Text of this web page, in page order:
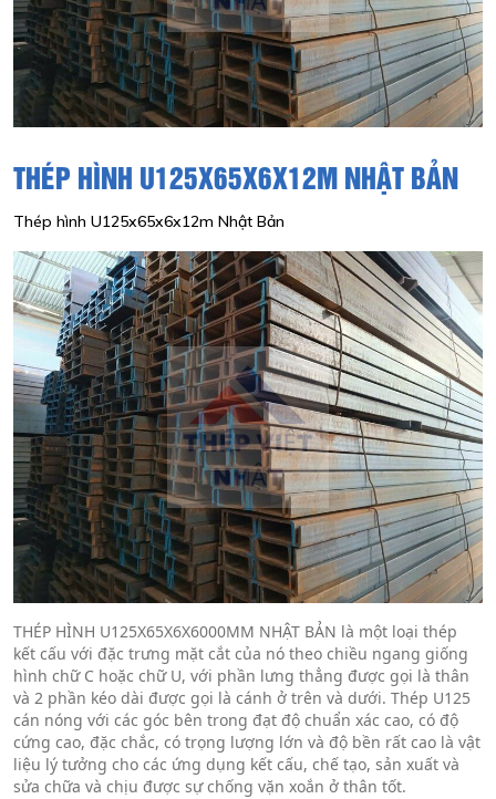
THÉP HÌNH U125X65X6X12M NHẬT BẢN
Thép hình U125x65x6x12m Nhật Bản
THÉP HÌNH U125X65X6X6000MM NHẬT BẢN là một loại thép
kết cấu với đặc trưng mặt cắt của nó theo chiều ngang giống
hình chữ C hoặc chữ U, với phần lưng thẳng được gọi là thân
và 2 phần kéo dài được gọi là cánh ở trên và dưới. Thép U125
cán nóng với các góc bên trong đạt độ chuẩn xác cao, có độ
cứng cao, đặc chắc, có trọng lượng lớn và độ bền rất cao là vật
liệu lý tưởng cho các ứng dụng kết cấu, chế tạo, sản xuất và
sửa chữa và chịu được sự chống vặn xoắn ở thân tốt.